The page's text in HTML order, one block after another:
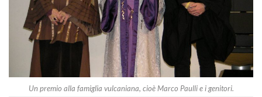
Un premio alla famiglia vulcaniana, cioè Marco Paulli e i genitori.